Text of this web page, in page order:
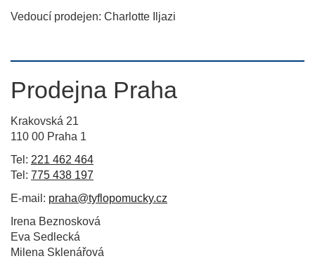
Vedoucí prodejen: Charlotte Iljazi
Prodejna Praha
Krakovská 21
110 00 Praha 1
Tel: 221 462 464
Tel: 775 438 197
E-mail: praha@tyflopomucky.cz
Irena Beznosková
Eva Sedlecká
Milena Sklenářová